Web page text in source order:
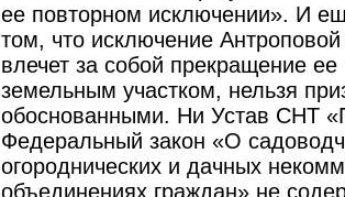
ее повторном исключении». И
том, что исключение
влечет за собой прекращение
земельным участком, нельзя
обоснованными. Ни Устав СНТ
Федеральный закон «О
огороднических и дачных
объединениях граждан» не